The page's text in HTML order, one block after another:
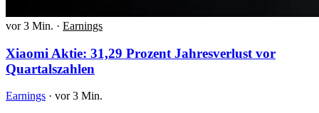
vor 3 Min. · Earnings
Xiaomi Aktie: 31,29 Prozent Jahresverlust vor
Quartalszahlen
Earnings · vor 3 Min.